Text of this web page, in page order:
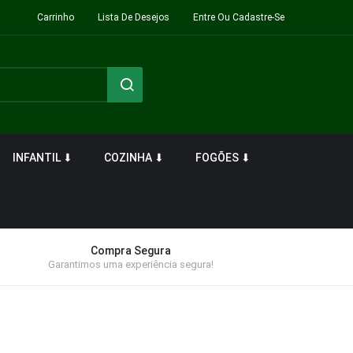
Carrinho Lista De Desejos Entre Ou Cadastre-Se
INFANTIL ⬇ COZINHA ⬇ FOGÕES ⬇
Compra Segura
Garantimos uma experiência segura!